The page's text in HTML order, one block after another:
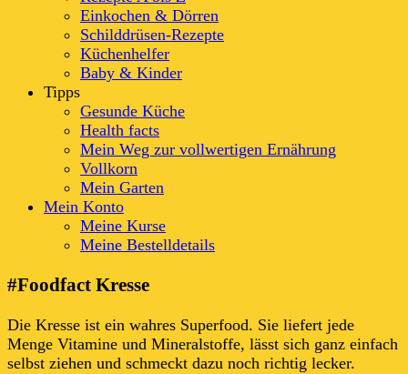
Einkochen & Dörren
Schilddrüsen-Rezepte
Küchenhelfer
Baby & Kinder
Tipps
Gesunde Küche
Health facts
Mein Weg zur vollwertigen Ernährung
Vollkorn
Mein Garten
Mein Konto
Meine Kurse
Meine Bestelldetails
#Foodfact Kresse
Die Kresse ist ein wahres Superfood. Sie liefert jede
Menge Vitamine und Mineralstoffe, lässt sich ganz einfach
selbst ziehen und schmeckt dazu noch richtig lecker.